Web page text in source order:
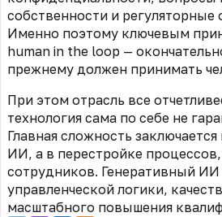
собственности и регуляторные
Именно поэтому ключевым
human in the loop —
прежнему должен принимать
При этом отрасль все
технология сама по себе не
Главная сложность
ИИ, а в перестройке
сотрудников. Генеративный ИИ
управленческой логики,
масштабного повышения